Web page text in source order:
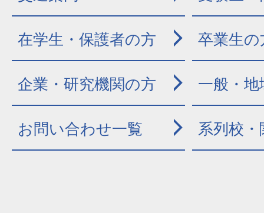
在学生・保護者の方 卒業生の
企業・研究機関の方 一般・地
お問い合わせ一覧 系列校